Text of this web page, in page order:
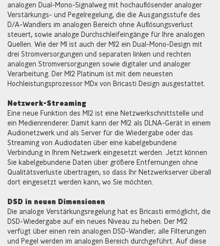
analogen Dual-Mono-Signalweg mit hochauflösender analoger
Verstärkungs- und Pegelregelung, die die Ausgangsstufe des
D/A-Wandlers im analogen Bereich ohne Auflösungsverlust
steuert, sowie analoge Durchschleifeingänge für Ihre analogen
Quellen. Wie der M1 ist auch der M12 ein Dual-Mono-Design mit
drei Stromversorgungen und separaten linken und rechten
analogen Stromversorgungen sowie digitaler und analoger
Verarbeitung. Der M12 Platinum ist mit dem neuesten
Hochleistungsprozessor MDx von Bricasti Design ausgestattet.
Netzwerk-Streaming
Eine neue Funktion des M12 ist eine Netzwerkschnittstelle und
ein Medienrenderer. Damit kann der M12 als DLNA-Gerät in einem
Audionetzwerk und als Server für die Wiedergabe oder das
Streaming von Audiodaten über eine kabelgebundene
Verbindung in Ihrem Netzwerk eingesetzt werden. Jetzt können
Sie kabelgebundene Daten über größere Entfernungen ohne
Qualitätsverluste übertragen, so dass Ihr Netzwerkserver überall
dort eingesetzt werden kann, wo Sie möchten.
DSD in neuen Dimensionen
Die analoge Verstärkungsregelung hat es Bricasti ermöglicht, die
DSD-Wiedergabe auf ein neues Niveau zu heben. Der M12
verfügt über einen rein analogen DSD-Wandler; alle Filterungen
und Pegel werden im analogen Bereich durchgeführt. Auf diese